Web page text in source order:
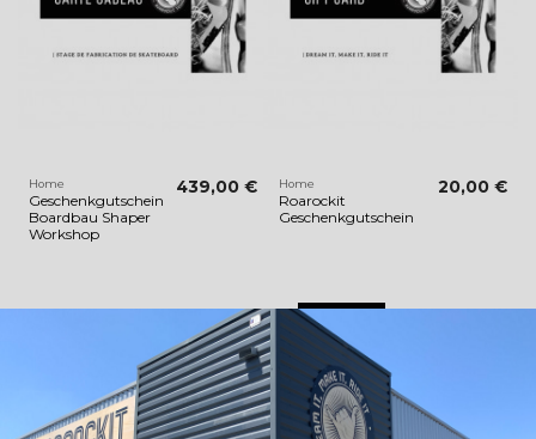
Home
Geschenkgutschein
Boardbau Shaper
Workshop
439,00 € Home
Roarockit
Geschenkgutschein
20,00 €
Filter entfernen
Les + de Roarockit